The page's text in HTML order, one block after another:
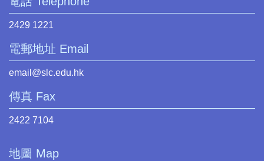
2429 1221
電郵地址 Email
email@slc.edu.hk
傳真 Fax
2422 7104
地圖 Map